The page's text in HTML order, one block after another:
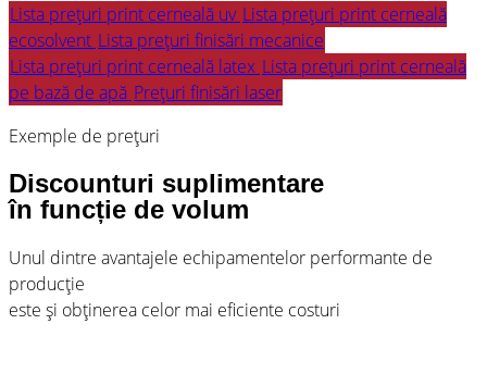
Lista prețuri print cerneală uv Lista prețuri print cerneală
ecosolvent Lista prețuri finisări mecanice
Lista prețuri print cerneală latex Lista prețuri print cerneală
pe bază de apă Prețuri finisări laser
Exemple de prețuri
Discounturi suplimentare
în funcție de volum
Unul dintre avantajele echipamentelor performante de
producție
este și obținerea celor mai eficiente costuri